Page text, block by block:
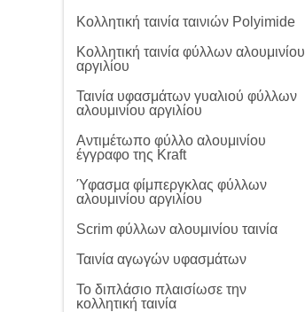
Κολλητική ταινία ταινιών Polyimide
Κολλητική ταινία φύλλων αλουμινίου
αργιλίου
Ταινία υφασμάτων γυαλιού φύλλων
αλουμινίου αργιλίου
Αντιμέτωπο φύλλο αλουμινίου
έγγραφο της Kraft
Ύφασμα φίμπεργκλας φύλλων
αλουμινίου αργιλίου
Scrim φύλλων αλουμινίου ταινία
Ταινία αγωγών υφασμάτων
Το διπλάσιο πλαισίωσε την
κολλητική ταινία